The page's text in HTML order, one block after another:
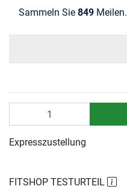
Sammeln Sie 849 Meilen.
FITSHOP TESTURTEIL
Expresszustellung